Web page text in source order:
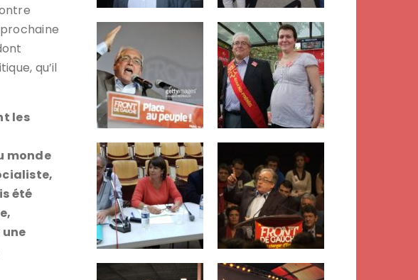
qu’il
les
monde
été